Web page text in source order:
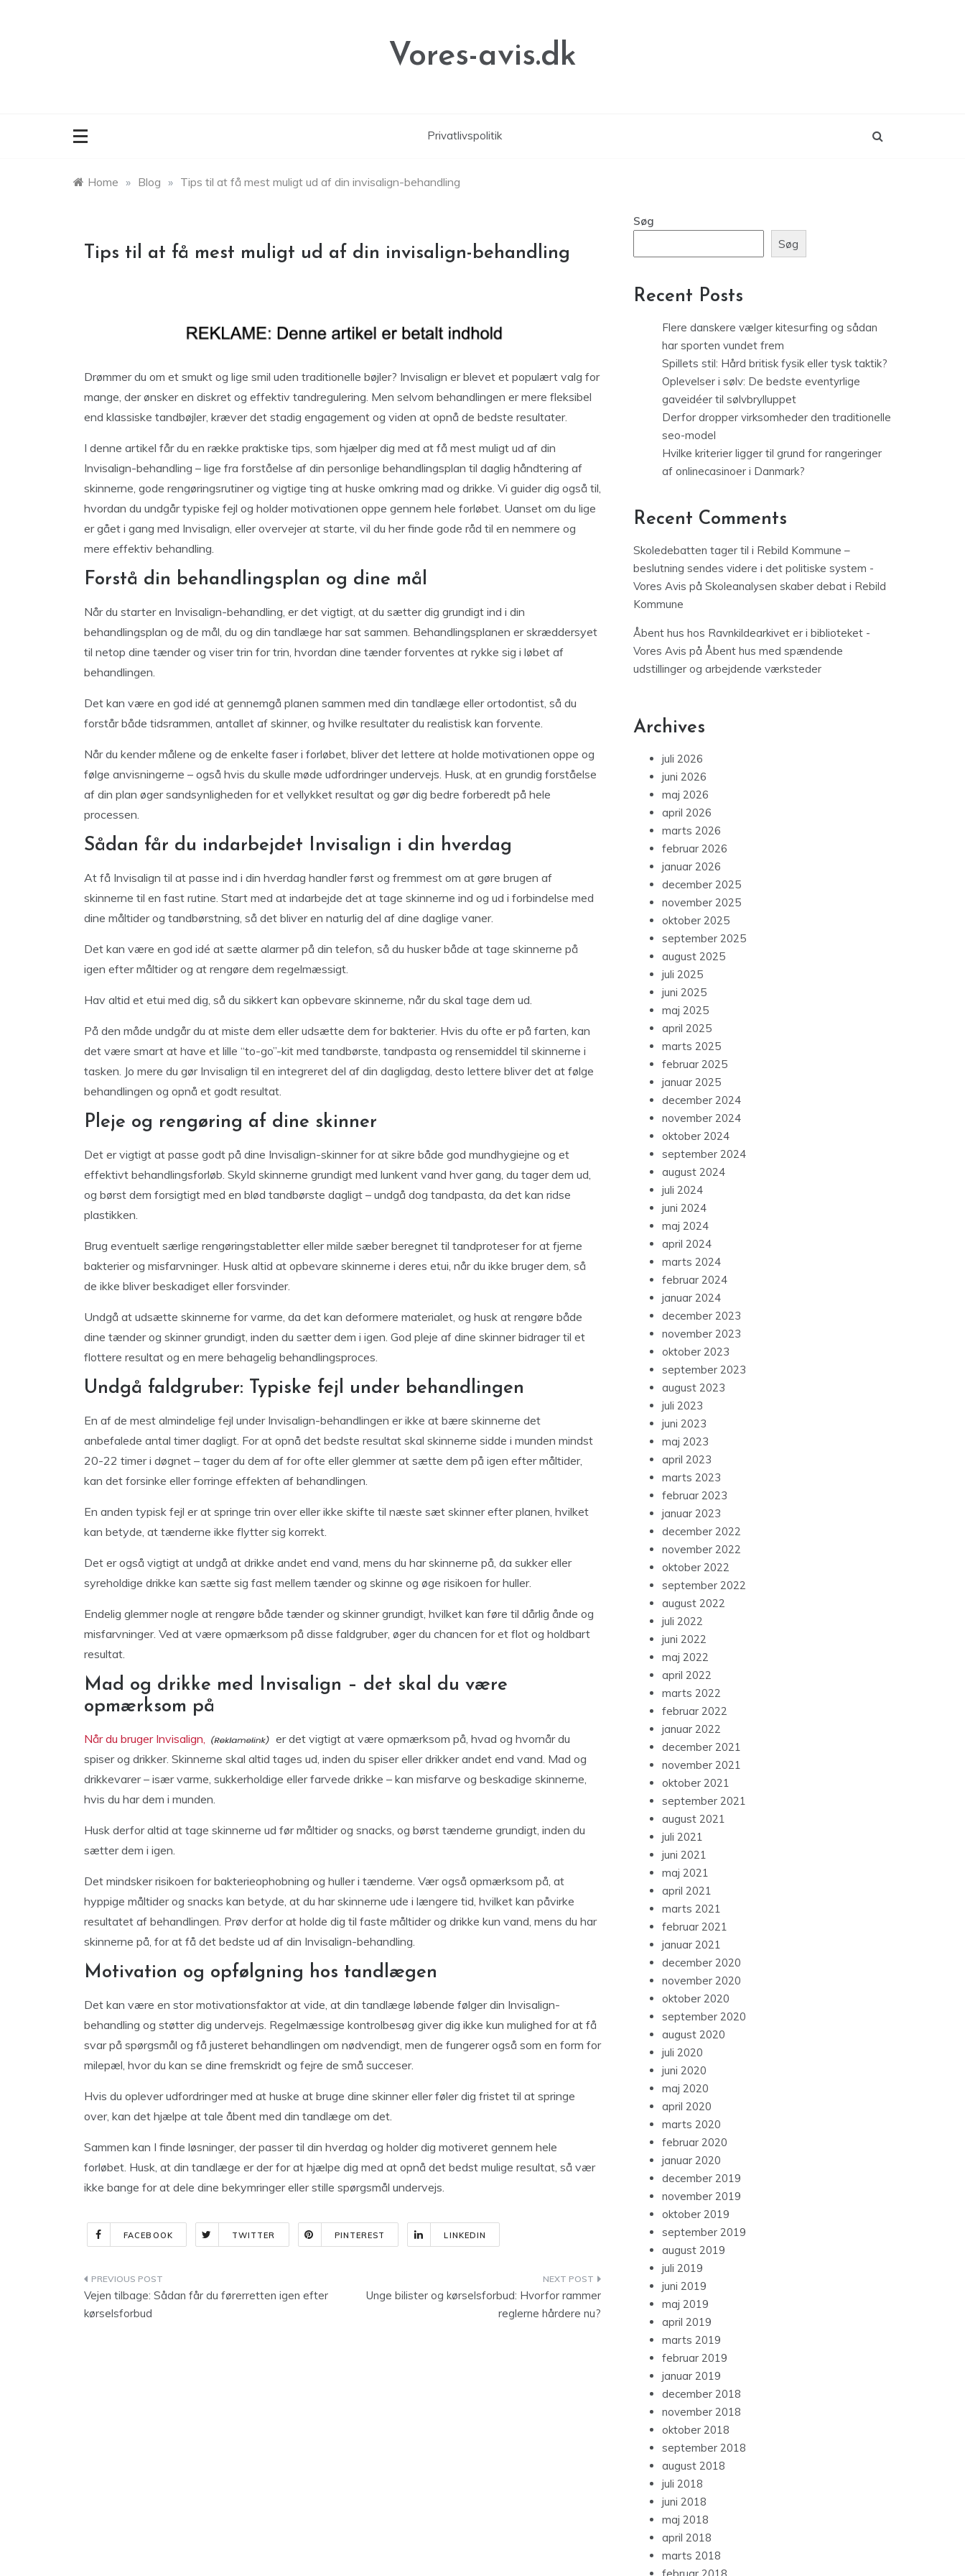
Vores-avis.dk
Privatlivspolitik
Home » Blog » Tips til at få mest muligt ud af din invisalign-behandling
Tips til at få mest muligt ud af din invisalign-behandling
Drømmer du om et smukt og lige smil uden traditionelle bøjler? Invisalign er blevet et populært valg for
mange, der ønsker en diskret og effektiv tandregulering. Men selvom behandlingen er mere fleksibel
end klassiske tandbøjler, kræver det stadig engagement og viden at opnå de bedste resultater.
I denne artikel får du en række praktiske tips, som hjælper dig med at få mest muligt ud af din
Invisalign-behandling – lige fra forståelse af din personlige behandlingsplan til daglig håndtering af
skinnerne, gode rengøringsrutiner og vigtige ting at huske omkring mad og drikke. Vi guider dig også til,
hvordan du undgår typiske fejl og holder motivationen oppe gennem hele forløbet. Uanset om du lige
er gået i gang med Invisalign, eller overvejer at starte, vil du her finde gode råd til en nemmere og
mere effektiv behandling.
Forstå din behandlingsplan og dine mål
Når du starter en Invisalign-behandling, er det vigtigt, at du sætter dig grundigt ind i din
behandlingsplan og de mål, du og din tandlæge har sat sammen. Behandlingsplanen er skræddersyet
til netop dine tænder og viser trin for trin, hvordan dine tænder forventes at rykke sig i løbet af
behandlingen.
Det kan være en god idé at gennemgå planen sammen med din tandlæge eller ortodontist, så du
forstår både tidsrammen, antallet af skinner, og hvilke resultater du realistisk kan forvente.
Når du kender målene og de enkelte faser i forløbet, bliver det lettere at holde motivationen oppe og
følge anvisningerne – også hvis du skulle møde udfordringer undervejs. Husk, at en grundig forståelse
af din plan øger sandsynligheden for et vellykket resultat og gør dig bedre forberedt på hele
processen.
Sådan får du indarbejdet Invisalign i din hverdag
At få Invisalign til at passe ind i din hverdag handler først og fremmest om at gøre brugen af
skinnerne til en fast rutine. Start med at indarbejde det at tage skinnerne ind og ud i forbindelse med
dine måltider og tandbørstning, så det bliver en naturlig del af dine daglige vaner.
Det kan være en god idé at sætte alarmer på din telefon, så du husker både at tage skinnerne på
igen efter måltider og at rengøre dem regelmæssigt.
Hav altid et etui med dig, så du sikkert kan opbevare skinnerne, når du skal tage dem ud.
På den måde undgår du at miste dem eller udsætte dem for bakterier. Hvis du ofte er på farten, kan
det være smart at have et lille “to-go”-kit med tandbørste, tandpasta og rensemiddel til skinnerne i
tasken. Jo mere du gør Invisalign til en integreret del af din dagligdag, desto lettere bliver det at følge
behandlingen og opnå et godt resultat.
Pleje og rengøring af dine skinner
Det er vigtigt at passe godt på dine Invisalign-skinner for at sikre både god mundhygiejne og et
effektivt behandlingsforløb. Skyld skinnerne grundigt med lunkent vand hver gang, du tager dem ud,
og børst dem forsigtigt med en blød tandbørste dagligt – undgå dog tandpasta, da det kan ridse
plastikken.
Brug eventuelt særlige rengøringstabletter eller milde sæber beregnet til tandproteser for at fjerne
bakterier og misfarvninger. Husk altid at opbevare skinnerne i deres etui, når du ikke bruger dem, så
de ikke bliver beskadiget eller forsvinder.
Undgå at udsætte skinnerne for varme, da det kan deformere materialet, og husk at rengøre både
dine tænder og skinner grundigt, inden du sætter dem i igen. God pleje af dine skinner bidrager til et
flottere resultat og en mere behagelig behandlingsproces.
Undgå faldgruber: Typiske fejl under behandlingen
En af de mest almindelige fejl under Invisalign-behandlingen er ikke at bære skinnerne det
anbefalede antal timer dagligt. For at opnå det bedste resultat skal skinnerne sidde i munden mindst
20-22 timer i døgnet – tager du dem af for ofte eller glemmer at sætte dem på igen efter måltider,
kan det forsinke eller forringe effekten af behandlingen.
En anden typisk fejl er at springe trin over eller ikke skifte til næste sæt skinner efter planen, hvilket
kan betyde, at tænderne ikke flytter sig korrekt.
Det er også vigtigt at undgå at drikke andet end vand, mens du har skinnerne på, da sukker eller
syreholdige drikke kan sætte sig fast mellem tænder og skinne og øge risikoen for huller.
Endelig glemmer nogle at rengøre både tænder og skinner grundigt, hvilket kan føre til dårlig ånde og
misfarvninger. Ved at være opmærksom på disse faldgruber, øger du chancen for et flot og holdbart
resultat.
Mad og drikke med Invisalign – det skal du være
opmærksom på
Når du bruger Invisalign,
er det vigtigt at være opmærksom på, hvad og hvornår du
spiser og drikker. Skinnerne skal altid tages ud, inden du spiser eller drikker andet end vand. Mad og
drikkevarer – især varme, sukkerholdige eller farvede drikke – kan misfarve og beskadige skinnerne,
hvis du har dem i munden.
Husk derfor altid at tage skinnerne ud før måltider og snacks, og børst tænderne grundigt, inden du
sætter dem i igen.
Det mindsker risikoen for bakterieophobning og huller i tænderne. Vær også opmærksom på, at
hyppige måltider og snacks kan betyde, at du har skinnerne ude i længere tid, hvilket kan påvirke
resultatet af behandlingen. Prøv derfor at holde dig til faste måltider og drikke kun vand, mens du har
skinnerne på, for at få det bedste ud af din Invisalign-behandling.
Motivation og opfølgning hos tandlægen
Det kan være en stor motivationsfaktor at vide, at din tandlæge løbende følger din Invisalign-
behandling og støtter dig undervejs. Regelmæssige kontrolbesøg giver dig ikke kun mulighed for at få
svar på spørgsmål og få justeret behandlingen om nødvendigt, men de fungerer også som en form for
milepæl, hvor du kan se dine fremskridt og fejre de små succeser.
Hvis du oplever udfordringer med at huske at bruge dine skinner eller føler dig fristet til at springe
over, kan det hjælpe at tale åbent med din tandlæge om det.
Sammen kan I finde løsninger, der passer til din hverdag og holder dig motiveret gennem hele
forløbet. Husk, at din tandlæge er der for at hjælpe dig med at opnå det bedst mulige resultat, så vær
ikke bange for at dele dine bekymringer eller stille spørgsmål undervejs.
FACEBOOK TWITTER PINTEREST LINKEDIN
Indlægsnavigation
Vejen tilbage: Sådan får du førerretten igen efter
kørselsforbud
Unge bilister og kørselsforbud: Hvorfor rammer
reglerne hårdere nu?
Søg
Søg
Recent Posts
Flere danskere vælger kitesurfing og sådan
har sporten vundet frem
Spillets stil: Hård britisk fysik eller tysk taktik?
Oplevelser i sølv: De bedste eventyrlige
gaveidéer til sølvbrylluppet
Derfor dropper virksomheder den traditionelle
seo-model
Hvilke kriterier ligger til grund for rangeringer
af onlinecasinoer i Danmark?
Recent Comments
Skoledebatten tager til i Rebild Kommune –
beslutning sendes videre i det politiske system -
Vores Avis på Skoleanalysen skaber debat i Rebild
Kommune
Åbent hus hos Ravnkildearkivet er i biblioteket -
Vores Avis på Åbent hus med spændende
udstillinger og arbejdende værksteder
Archives
juli 2026
juni 2026
maj 2026
april 2026
marts 2026
februar 2026
januar 2026
december 2025
november 2025
oktober 2025
september 2025
august 2025
juli 2025
juni 2025
maj 2025
april 2025
marts 2025
februar 2025
januar 2025
december 2024
november 2024
oktober 2024
september 2024
august 2024
juli 2024
juni 2024
maj 2024
april 2024
marts 2024
februar 2024
januar 2024
december 2023
november 2023
oktober 2023
september 2023
august 2023
juli 2023
juni 2023
maj 2023
april 2023
marts 2023
februar 2023
januar 2023
december 2022
november 2022
oktober 2022
september 2022
august 2022
juli 2022
juni 2022
maj 2022
april 2022
marts 2022
februar 2022
januar 2022
december 2021
november 2021
oktober 2021
september 2021
august 2021
juli 2021
juni 2021
maj 2021
april 2021
marts 2021
februar 2021
januar 2021
december 2020
november 2020
oktober 2020
september 2020
august 2020
juli 2020
juni 2020
maj 2020
april 2020
marts 2020
februar 2020
januar 2020
december 2019
november 2019
oktober 2019
september 2019
august 2019
juli 2019
juni 2019
maj 2019
april 2019
marts 2019
februar 2019
januar 2019
december 2018
november 2018
oktober 2018
september 2018
august 2018
juli 2018
juni 2018
maj 2018
april 2018
marts 2018